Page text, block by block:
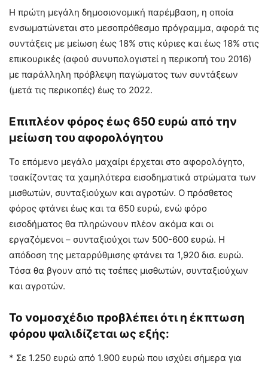
Η πρώτη μεγάλη δημοσιονομική παρέμβαση, η οποία
ενσωματώνεται στο μεσοπρόθεσμο πρόγραμμα, αφορά τις
συντάξεις με μείωση έως 18% στις κύριες και έως 18% στις
επικουρικές (αφού συνυπολογιστεί η περικοπή του 2016)
με παράλληλη πρόβλεψη παγώματος των συντάξεων
(μετά τις περικοπές) έως το 2022.
Επιπλέον φόρος έως 650 ευρώ από την
μείωση του αφορολόγητου
Το επόμενο μεγάλο μαχαίρι έρχεται στο αφορολόγητο,
τσακίζοντας τα χαμηλότερα εισοδηματικά στρώματα των
μισθωτών, συνταξιούχων και αγροτών. Ο πρόσθετος
φόρος φτάνει έως και τα 650 ευρώ, ενώ φόρο
εισοδήματος θα πληρώνουν πλέον ακόμα και οι
εργαζόμενοι – συνταξιούχοι των 500-600 ευρώ. Η
απόδοση της μεταρρύθμισης φτάνει τα 1,920 δισ. ευρώ.
Τόσα θα βγουν από τις τσέπες μισθωτών, συνταξιούχων
και αγροτών.
Το νομοσχέδιο προβλέπει ότι η έκπτωση
φόρου ψαλιδίζεται ως εξής:
* Σε 1.250 ευρώ από 1.900 ευρώ που ισχύει σήμερα για